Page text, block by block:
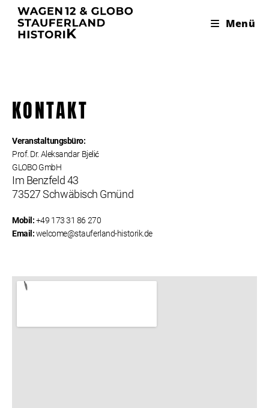
Menü
KONTAKT
Veranstaltungsbüro:
Prof. Dr. Aleksandar Bjelić
GLOBO GmbH
Im Benzfeld 43
73527 Schwäbisch Gmünd
Mobil:+49 173 31 86 270
Email:welcome@stauferland-historik.de